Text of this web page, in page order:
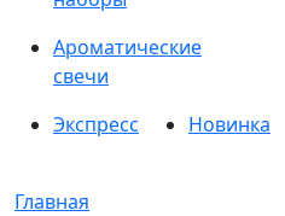
Ароматические
свечи
Экспресс
Новинка
Главная